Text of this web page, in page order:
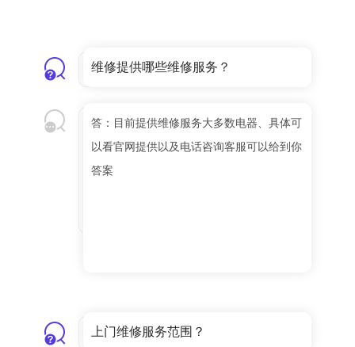
维修提供哪些维修服务？
答：目前提供维修服务大多数电器、具体可
以看官网提供以及电话咨询客服可以给到你
答案
上门维修服务范围？